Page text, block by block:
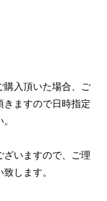
入頂いた場合、ご
ますので日時指定
いますので、ご理
します。